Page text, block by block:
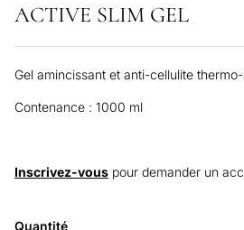
ACTIVE SLIM GEL
Gel amincissant et anti-cellulite
Contenance : 1000 ml
Inscrivez-vous pour demander un
Quantité